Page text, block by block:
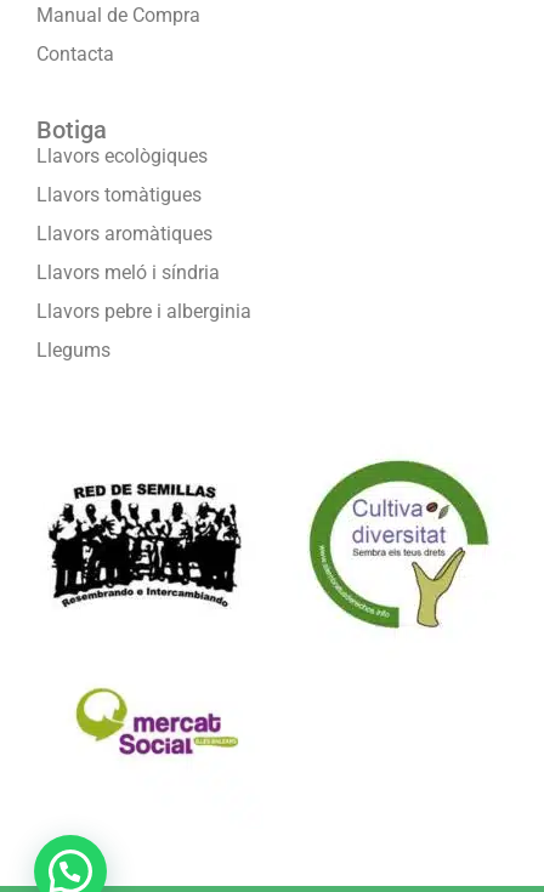
Manual de Compra
Contacta
Botiga
Llavors ecològiques
Llavors tomàtigues
Llavors aromàtiques
Llavors meló i síndria
Llavors pebre i alberginia
Llegums